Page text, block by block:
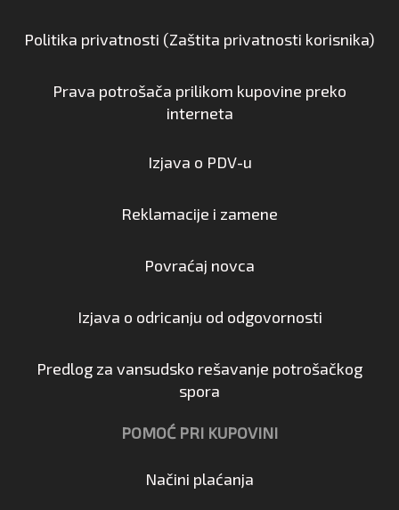
Politika privatnosti (Zaštita privatnosti korisnika)
Prava potrošača prilikom kupovine preko
interneta
Izjava o PDV-u
Reklamacije i zamene
Povraćaj novca
Izjava o odricanju od odgovornosti
Predlog za vansudsko rešavanje potrošačkog
spora
POMOĆ PRI KUPOVINI
Načini plaćanja